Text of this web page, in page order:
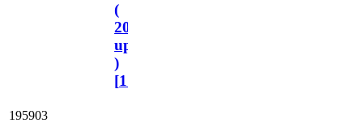
(
2023.11.1
update
)
[110
195903